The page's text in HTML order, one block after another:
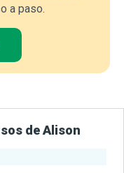
a paso.
de Alison